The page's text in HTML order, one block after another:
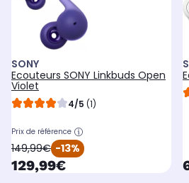
SONY
Ecouteurs SONY Linkbuds Open
Violet
4/5 (1)
Prix de référence
oldPrice
149,99€ -13%
currentPrice
129,99€